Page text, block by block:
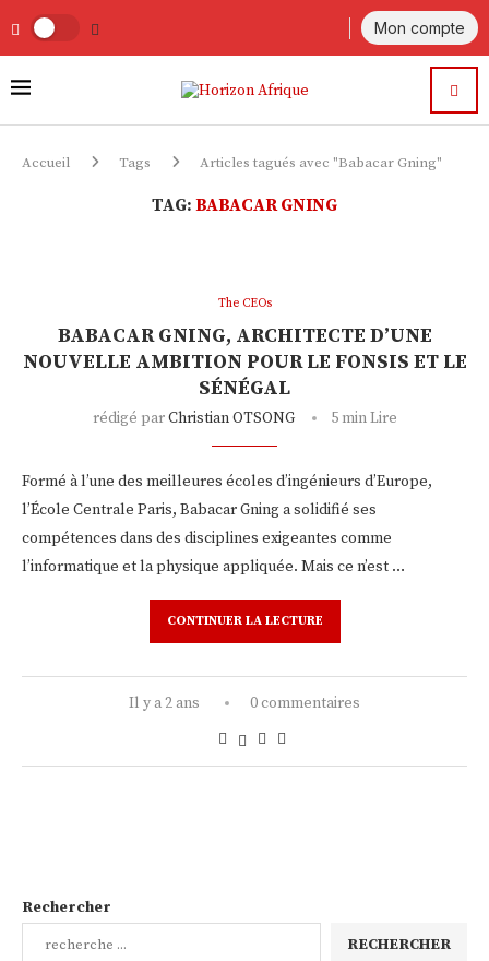
Mon compte
Accueil Tags Articles tagués avec "Babacar Gning"
TAG: BABACAR GNING
The CEOs
BABACAR GNING, ARCHITECTE D’UNE
NOUVELLE AMBITION POUR LE FONSIS ET LE
SÉNÉGAL
rédigé parChristian OTSONG 5 min Lire
Formé à l’une des meilleures écoles d’ingénieurs d’Europe,
l’École Centrale Paris, Babacar Gning a solidifié ses
compétences dans des disciplines exigeantes comme
l’informatique et la physique appliquée. Mais ce n’est …
CONTINUER LA LECTURE
Il y a 2 ans 0 commentaires
Rechercher
RECHERCHER